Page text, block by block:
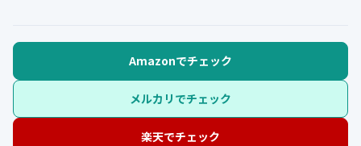
Amazonでチェック
メルカリでチェック
楽天でチェック